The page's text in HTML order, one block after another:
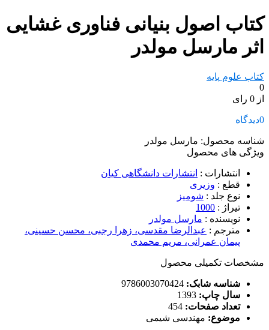
کتاب اصول بنیانی فناوری غشایی
اثر مارسل مولدر
کتاب علوم پایه
0
از 0 رای
0دیدگاه
شناسه محصول: مارسل مولدر
ویژگی های محصول
انتشارات : انتشارات دانشگاهی کیان
قطع : وزیری
نوع جلد : شومیز
تیراژ :
1000
نویسنده : مارسل مولدر
مترجم : عبدالرضا مقدسی، زهرا رجبی، محسن حسینی،
پیمان عمرانی، مریم محمدی
مشخصات تکمیلی محصول
شناسه شابک:
سال چاپ:
تعداد صفحات:
موضوع: مهندسی شیمی